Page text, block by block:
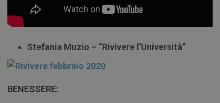
Stefania Muzio – “Rivivere l’Università”
BENESSERE: